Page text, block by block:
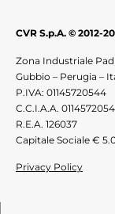
CVR S.p.A. © 2012-
Zona Industriale
Gubbio – Perugia –
P.IVA: 01145720544
C.C.I.A.A.
R.E.A. 126037
Capitale Sociale €
Privacy Policy